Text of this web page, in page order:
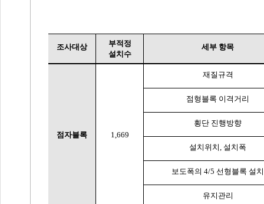
조사대상
부적정
설치수
세부 항목
점자블록 1,669
재질규격
점형블록 이격거리
횡단 진행방향
설치위치 설치폭
보도폭의 4/5 선형블록 설치
유지관리